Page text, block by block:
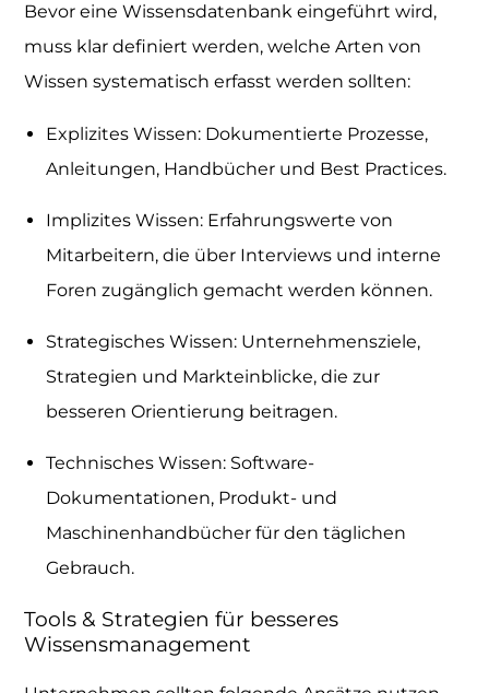
Bevor eine Wissensdatenbank eingeführt wird,
muss klar definiert werden, welche Arten von
Wissen systematisch erfasst werden sollten:
Explizites Wissen: Dokumentierte Prozesse,
Anleitungen, Handbücher und Best Practices.
Implizites Wissen: Erfahrungswerte von
Mitarbeitern, die über Interviews und interne
Foren zugänglich gemacht werden können.
Strategisches Wissen: Unternehmensziele,
Strategien und Markteinblicke, die zur
besseren Orientierung beitragen.
Technisches Wissen: Software-
Dokumentationen, Produkt- und
Maschinenhandbücher für den täglichen
Gebrauch.
Tools & Strategien für besseres
Wissensmanagement